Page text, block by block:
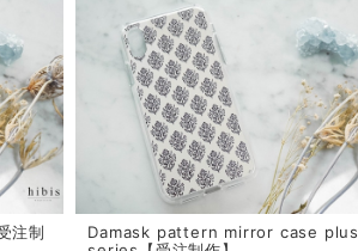
注制
Damask pattern mirror case plus